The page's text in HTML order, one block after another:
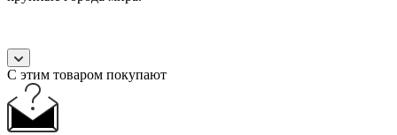
С этим товаром покупают